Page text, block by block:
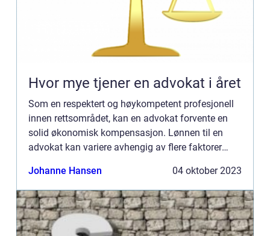
Hvor mye tjener en advokat i året
Som en respektert og høykompetent profesjonell
innen rettsområdet, kan en advokat forvente en
solid økonomisk kompensasjon. Lønnen til en
advokat kan variere avhengig av flere faktorer
geografisk bel...
Johanne Hansen 04 oktober 2023